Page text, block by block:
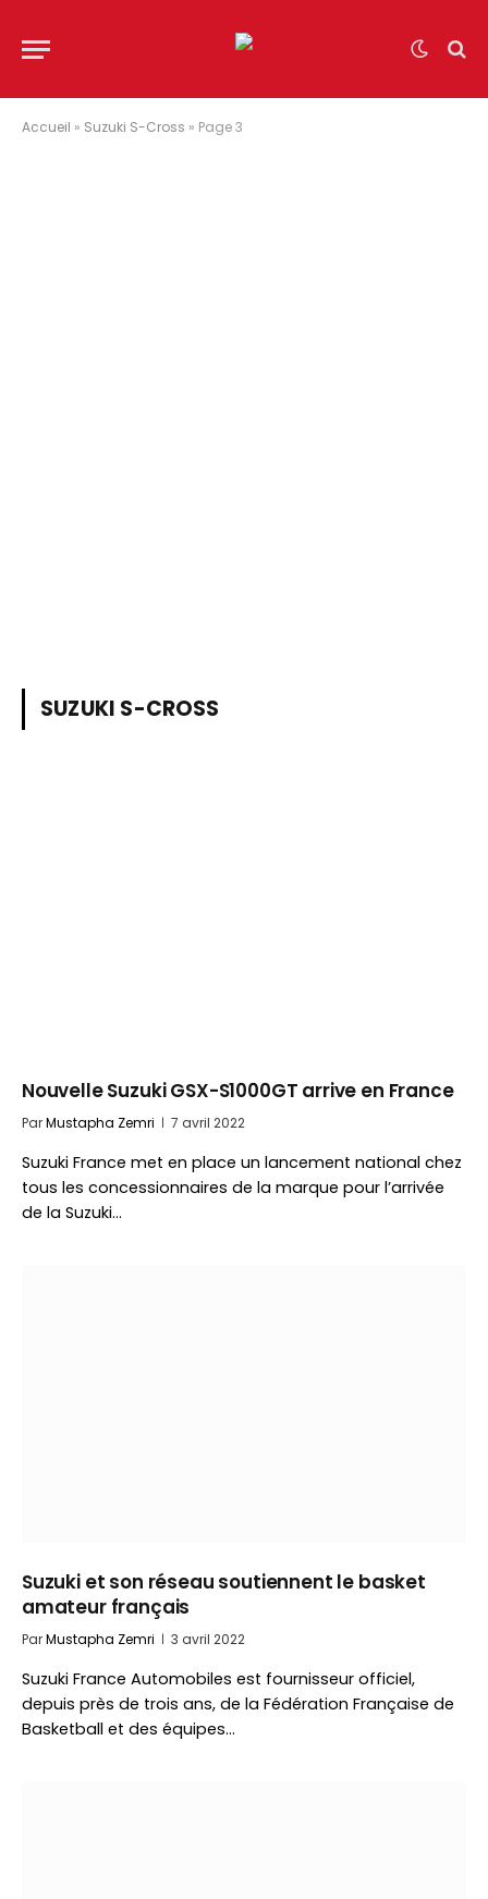
Accueil » Suzuki S-Cross » Page 3
SUZUKI S-CROSS
Nouvelle Suzuki GSX-S1000GT arrive en France
ParMustapha Zemri 7 avril 2022
Suzuki France met en place un lancement national chez
tous les concessionnaires de la marque pour l’arrivée
de la Suzuki…
Suzuki et son réseau soutiennent le basket
amateur français
ParMustapha Zemri 3 avril 2022
Suzuki France Automobiles est fournisseur officiel,
depuis près de trois ans, de la Fédération Française de
Basketball et des équipes…